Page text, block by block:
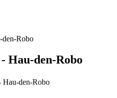
Robo
Hau-den-Robo
Hau-den-Robo